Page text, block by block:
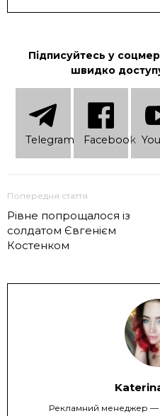
Підписуйтесь у
швидко
Telеgram Facebook
Попередня стаття
Рівне попрощалося із
солдатом Євгенієм
Костенком
Рекламний менеджер —